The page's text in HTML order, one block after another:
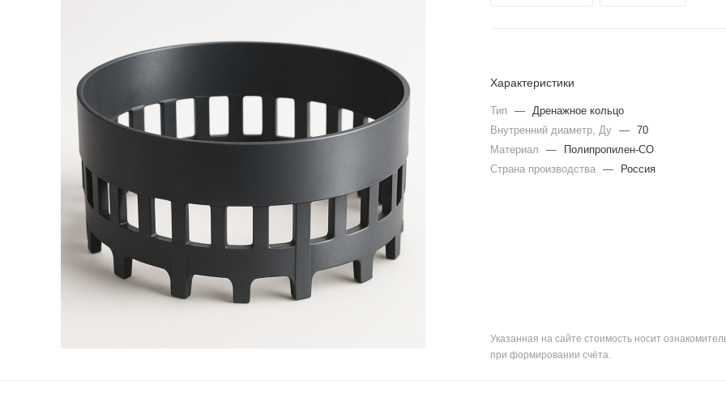
Характеристики
Тип —
Дренажное кольцо
Внутренний диаметр, Ду
—
70
Материал
—
Полипропилен-CO
Страна производства
— Россия
Указанная на сайте стоимость носит
при формировании счёта.